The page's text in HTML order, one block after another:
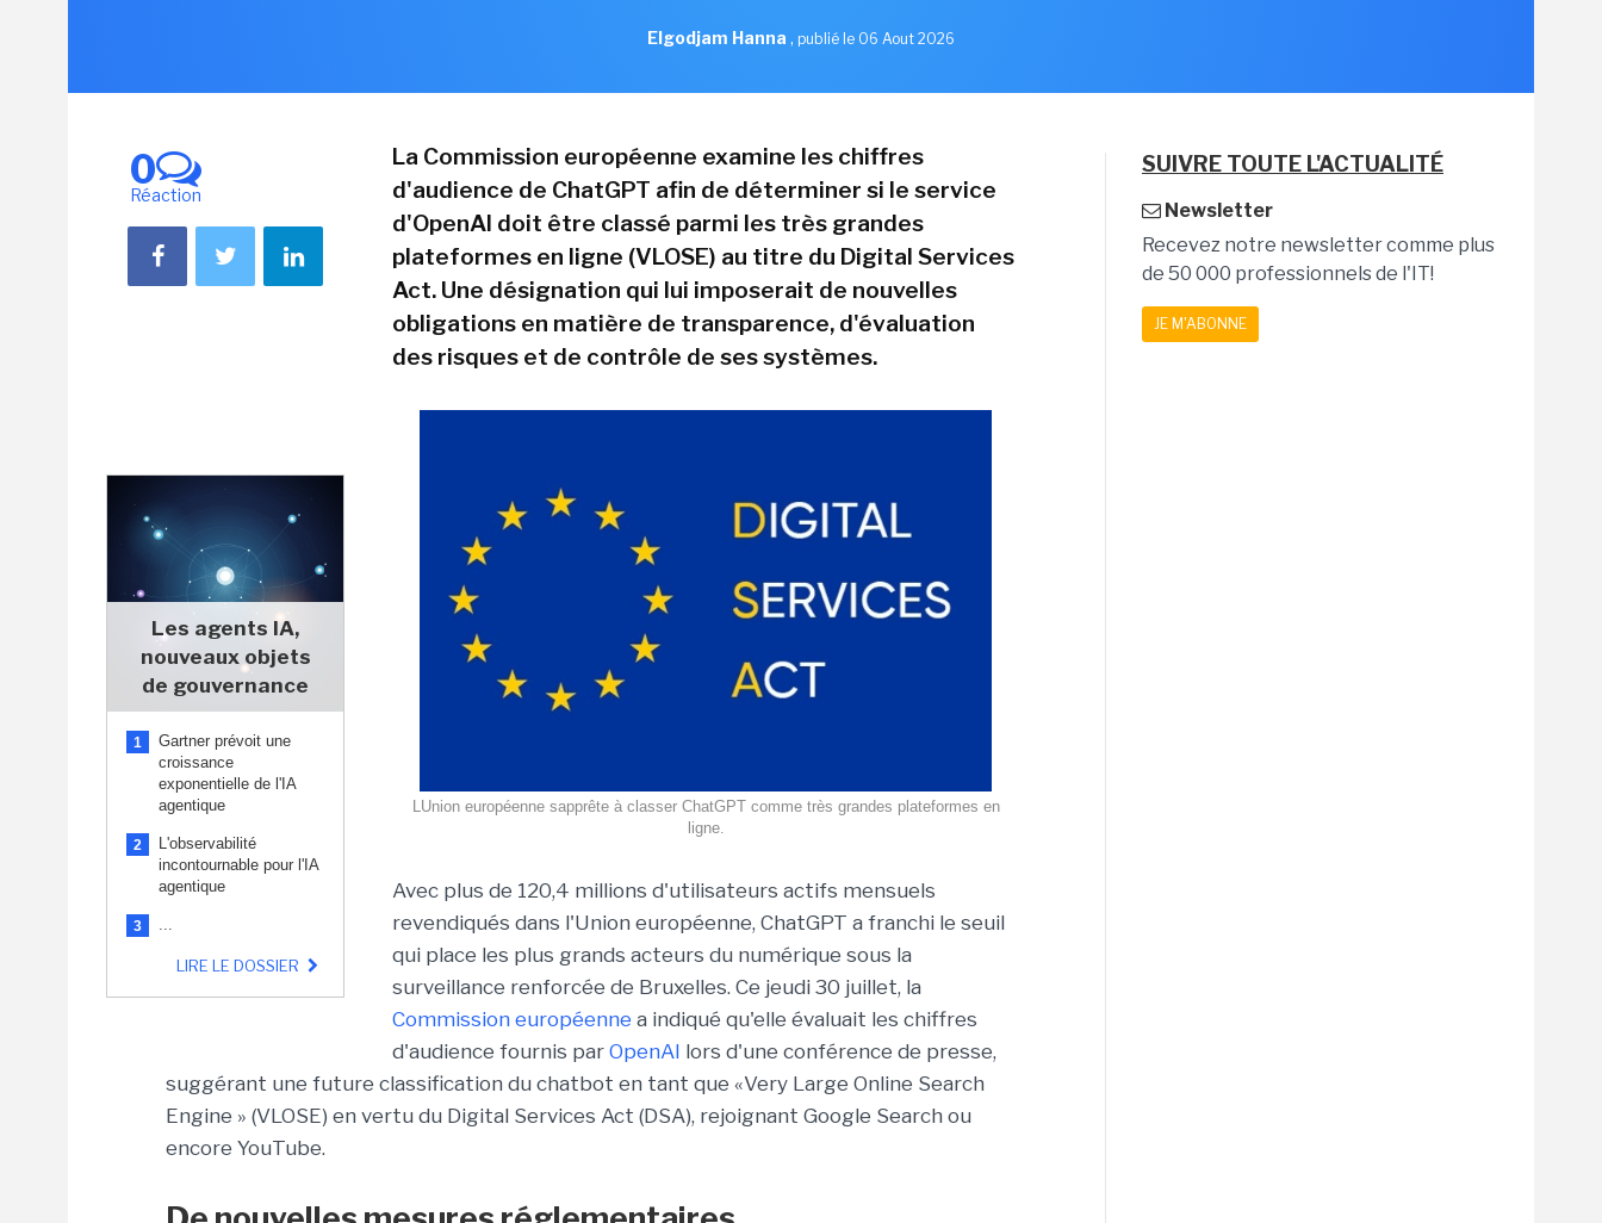
Elgodjam Hanna , publié le 06 Aout 2026
0
Réaction
Les agents IA,
nouveaux objets
de gouvernance
1
Gartner prévoit une
croissance
exponentielle de l'IA
agentique
2
L'observabilité
incontournable pour l'IA
agentique
3 ...
LIRE LE DOSSIER
La Commission européenne examine les chiffres
d'audience de ChatGPT afin de déterminer si le service
d'OpenAI doit être classé parmi les très grandes
plateformes en ligne (VLOSE) au titre du Digital Services
Act. Une désignation qui lui imposerait de nouvelles
obligations en matière de transparence, d'évaluation
des risques et de contrôle de ses systèmes.
LUnion européenne sapprête à classer ChatGPT comme très grandes plateformes en
ligne.
Avec plus de 120,4 millions d'utilisateurs actifs mensuels
revendiqués dans l'Union européenne, ChatGPT a franchi le seuil
qui place les plus grands acteurs du numérique sous la
surveillance renforcée de Bruxelles. Ce jeudi 30 juillet, la
Commission européenne a indiqué qu'elle évaluait les chiffres
d'audience fournis par OpenAI lors d'une conférence de presse,
suggérant une future classification du chatbot en tant que «Very Large Online Search
Engine » (VLOSE) en vertu du Digital Services Act (DSA), rejoignant Google Search ou
encore YouTube.
SUIVRE TOUTE L'ACTUALITÉ
Newsletter
Recevez notre newsletter comme plus
de 50 000 professionnels de l'IT!
JE M'ABONNE